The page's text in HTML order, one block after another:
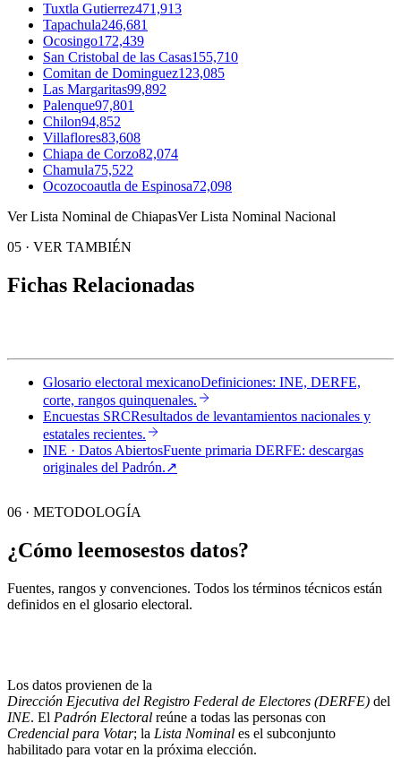
Tuxtla Gutierrez471,913
Tapachula246,681
Ocosingo172,439
San Cristobal de las Casas155,710
Comitan de Dominguez123,085
Las Margaritas99,892
Palenque97,801
Chilon94,852
Villaflores83,608
Chiapa de Corzo82,074
Chamula75,522
Ocozocoautla de Espinosa72,098
Ver Lista Nominal de ChiapasVer Lista Nominal Nacional
05 · VER TAMBIÉN
Fichas Relacionadas
Glosario electoral mexicanoDefiniciones: INE, DERFE,
corte, rangos quinquenales.
Encuestas SRCResultados de levantamientos nacionales y
estatales recientes.
INE · Datos AbiertosFuente primaria DERFE: descargas
originales del Padrón.↗︎
06 · METODOLOGÍA
¿Cómo leemosestos datos?
Fuentes, rangos y convenciones. Todos los términos técnicos están
definidos en el glosario electoral.
Los datos provienen de la
Dirección Ejecutiva del Registro Federal de Electores (DERFE) del
INE. El Padrón Electoral reúne a todas las personas con
Credencial para Votar; la Lista Nominal es el subconjunto
habilitado para votar en la próxima elección.